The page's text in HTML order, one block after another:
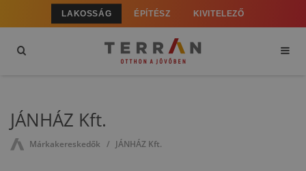
LAKOSSÁG ÉPÍTÉSZ KIVITELEZŐ
JÁNHÁZ Kft.
Márkakereskedők JÁNHÁZ Kft.